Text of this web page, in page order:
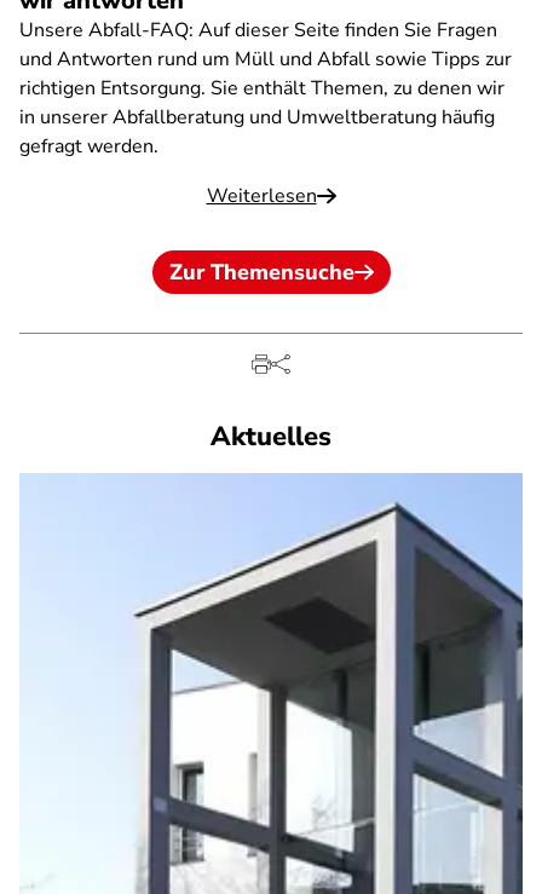
Unsere Abfall-FAQ: Auf dieser Seite finden Sie Fragen
und Antworten rund um Müll und Abfall sowie Tipps zur
richtigen Entsorgung. Sie enthält Themen, zu denen wir
in unserer Abfallberatung und Umweltberatung häufig
gefragt werden.
Weiterlesen
Zur Themensuche
Aktuelles